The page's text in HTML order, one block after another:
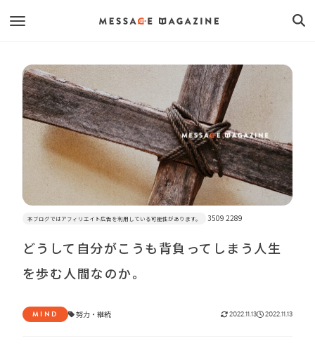
本ブログではアフィリエイト広告を利用している可能性があります。 3509 2289
どうして自分がこうも背負ってしまう人生
を歩む人間なのか。
MIND 努力・ 継続 2022.11.13 2022.11.13